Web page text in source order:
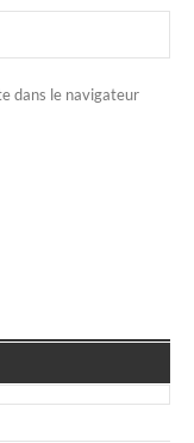
dans le navigateur